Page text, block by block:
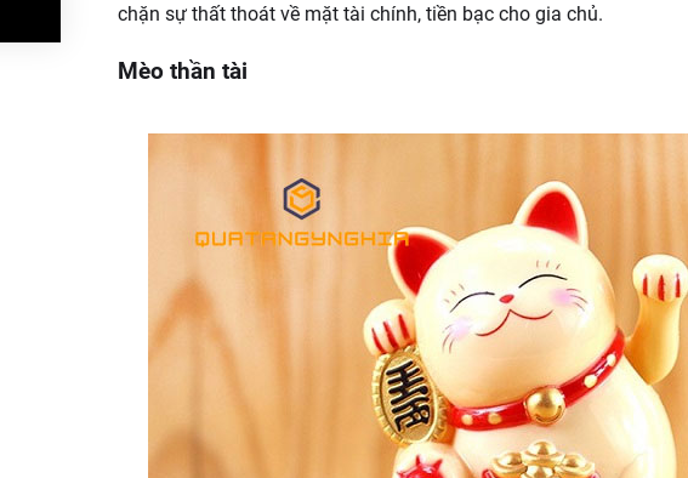
chặn sự thất thoát về mặt tài chính, tiền bạc cho gia chủ.
Mèo thần tài